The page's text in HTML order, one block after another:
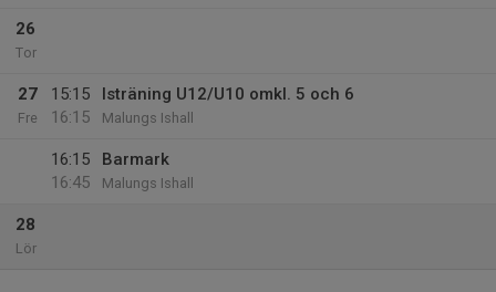
26
Tor
27
Fre
15:15
16:15
Isträning U12/U10 omkl. 5 och 6
Malungs Ishall
16:15
16:45
Barmark
Malungs Ishall
28
Lör